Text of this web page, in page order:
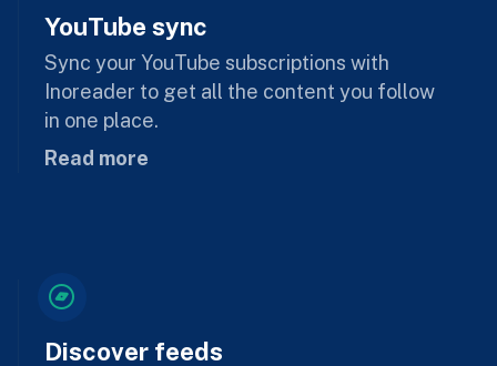
YouTube sync
Sync your YouTube subscriptions with
Inoreader to get all the content you follow
in one place.
Read more
Discover feeds